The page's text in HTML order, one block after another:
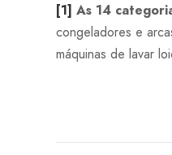
[1] As 14
congeladores e
máquinas de lavar